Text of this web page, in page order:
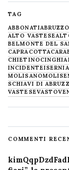
TAG
ABBONATIABRUZZO
ALTO VASTESE
BELMONTE DEL
CAPRACOTTA
CHIETINO
INCIDENTEISERNIA
MOLISANOMOLISE
SCHIAVI DI
VASTESEVASTO
COMMENTI